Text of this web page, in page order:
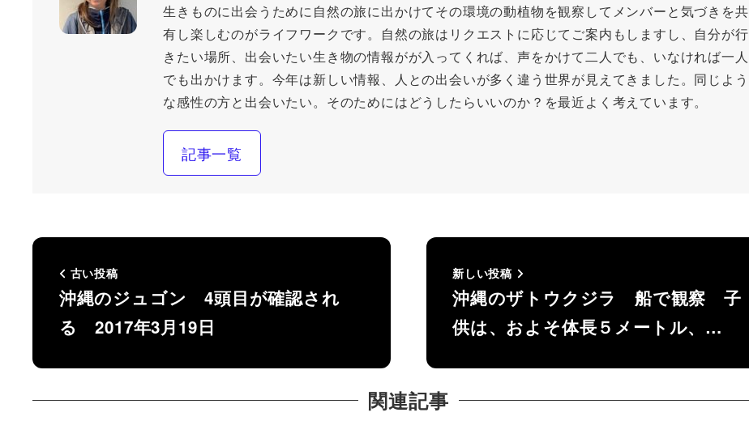
生きものに出会うために自然の旅に出かけてその環境の動植物を観察してメンバーと気づきを共
有し楽しむのがライフワークです。自然の旅はリクエストに応じてご案内もしますし、自分が行
きたい場所、出会いたい生き物の情報がが入ってくれば、声をかけて二人でも、いなければ一人
でも出かけます。今年は新しい情報、人との出会いが多く違う世界が見えてきました。同じよう
な感性の方と出会いたい。そのためにはどうしたらいいのか？を最近よく考えています。
記事一覧
古い投稿
沖縄のジュゴン 4頭目が確認され
る 2017年3月19日
新しい投稿
沖縄のザトウクジラ 船で観察 子
供は、およそ体長５メートル、…
関連記事